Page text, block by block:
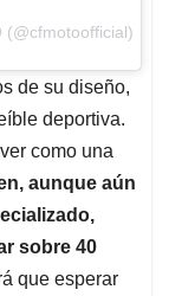
(@cfmotoofficial)
de su diseño,
deportiva.
como una
aunque aún
sobre 40
que esperar